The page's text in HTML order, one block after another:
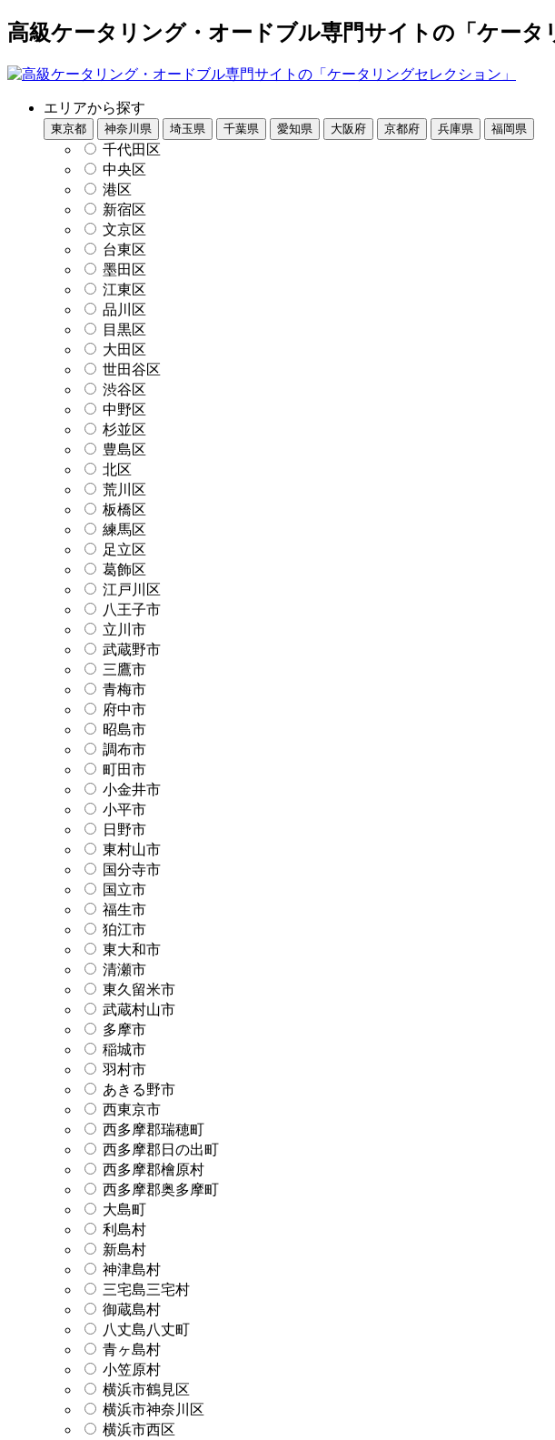
高級ケータリング・オードブル専門サイトの「ケータ
エリアから探す
東京都 神奈川県 埼玉県 千葉県 愛知県 大阪府 京都府 兵庫県 福岡県
千代田区
中央区
港区
新宿区
文京区
台東区
墨田区
江東区
品川区
目黒区
大田区
世田谷区
渋谷区
中野区
杉並区
豊島区
北区
荒川区
板橋区
練馬区
足立区
葛飾区
江戸川区
八王子市
立川市
武蔵野市
三鷹市
青梅市
府中市
昭島市
調布市
町田市
小金井市
小平市
日野市
東村山市
国分寺市
国立市
福生市
狛江市
東大和市
清瀬市
東久留米市
武蔵村山市
多摩市
稲城市
羽村市
あきる野市
西東京市
西多摩郡瑞穂町
西多摩郡日の出町
西多摩郡檜原村
西多摩郡奥多摩町
大島町
利島村
新島村
神津島村
三宅島三宅村
御蔵島村
八丈島八丈町
青ヶ島村
小笠原村
横浜市鶴見区
横浜市神奈川区
横浜市西区